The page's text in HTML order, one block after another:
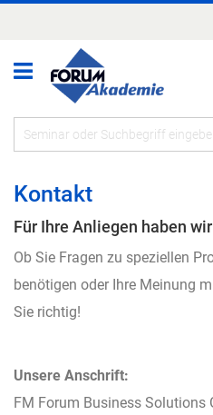
Kontakt
Für Ihre Anliegen haben
Ob Sie Fragen zu speziellen
benötigen oder Ihre Meinung
Sie richtig!
Unsere Anschrift:
FM Forum Business Solutions